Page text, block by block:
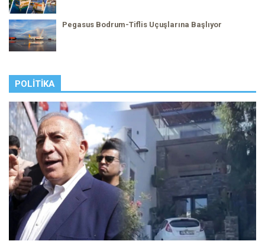
Pegasus Bodrum-Tiflis Uçuşlarına Başlıyor
POLITIKA